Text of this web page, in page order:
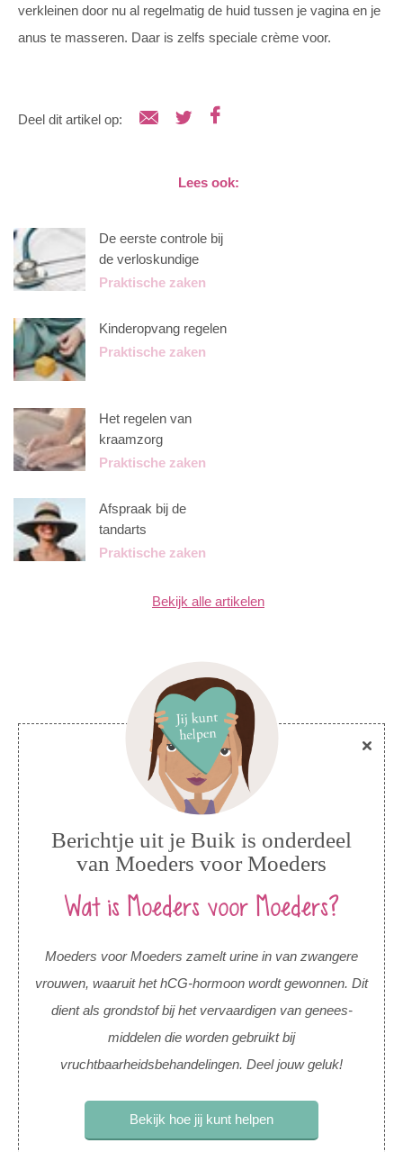
verkleinen door nu al regelmatig de huid tussen je vagina en je
anus te masseren. Daar is zelfs speciale crème voor.
Deel dit artikel op:
Lees ook:
De eerste controle bij
de verloskundige
Praktische zaken
Kinderopvang regelen
Praktische zaken
Het regelen van
kraamzorg
Praktische zaken
Afspraak bij de
tandarts
Praktische zaken
Bekijk alle artikelen
Berichtje uit je Buik is onderdeel
van Moeders voor Moeders
Wat is Moeders voor Moeders?
Moeders voor Moeders zamelt urine in van zwangere
vrouwen, waaruit het hCG-hormoon wordt gewonnen. Dit
dient als grondstof bij het vervaardigen van genees-
middelen die worden gebruikt bij
vruchtbaarheidsbehandelingen. Deel jouw geluk!
Bekijk hoe jij kunt helpen